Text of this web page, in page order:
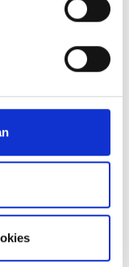
MEER INFORMATIE